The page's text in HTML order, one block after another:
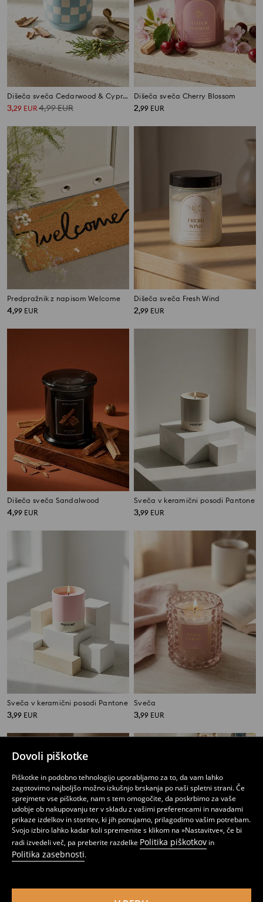
Dovoli piškotke
Piškotke in podobno tehnologijo uporabljamo za to, da vam lahko
zagotovimo najboljšo možno izkušnjo brskanja po naši spletni strani. Če
sprejmete vse piškotke, nam s tem omogočite, da poskrbimo za vaše
udobje ob nakupovanju ter v skladu z vašimi preferencami in navadami
prikaze izdelkov in storitev, ki jih ponujamo, prilagodimo vašim potrebam.
Svojo izbiro lahko kadar koli spremenite s klikom na »Nastavitve«, če bi
radi izvedeli več, pa preberite razdelke Politika piškotkov in
Politika zasebnosti.
Dišeča sveča Cedarwood & Cypress
3,29 EUR4,99EUR
Dišeča sveča Cherry Blossom
2,99 EUR
Predpražnik z napisom Welcome
4,99 EUR
Dišeča sveča Fresh Wind
2,99 EUR
Dišeča sveča Sandalwood
4,99 EUR
Sveča v keramični posodi Pantone
3,99 EUR
Sveča v keramični posodi Pantone
3,99 EUR
Sveča
3,99 EUR